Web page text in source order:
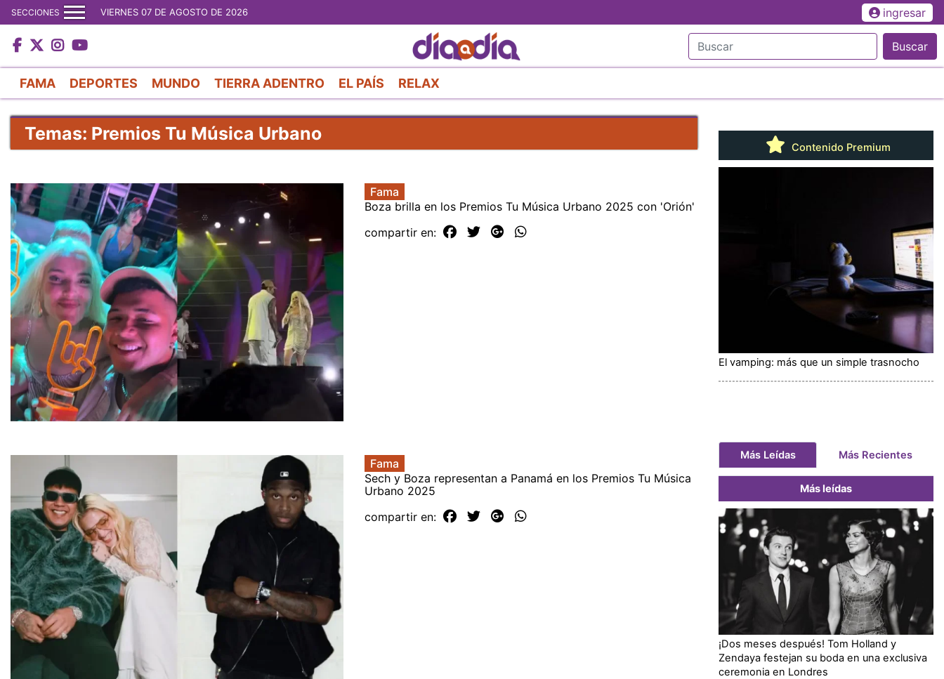
al
contenido
principal
SECCIONES VIERNES 07 DE AGOSTO DE 2026 ingresar
Buscar
FAMA DEPORTES MUNDO TIERRA ADENTRO EL PAÍS RELAX
Temas: Premios Tu Música Urbano
Fama
Boza brilla en los Premios Tu Música Urbano 2025 con 'Orión'
compartir en:
Fama
Sech y Boza representan a Panamá en los Premios Tu Música
Urbano 2025
compartir en:
Contenido Premium
El vamping: más que un simple trasnocho
Más Leídas Más Recientes
Más leídas
¡Dos meses después! Tom Holland y
Zendaya festejan su boda en una exclusiva
ceremonia en Londres